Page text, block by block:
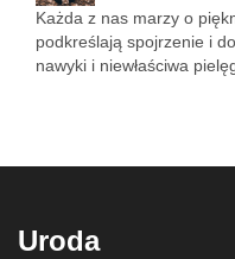
Każda z nas marzy o
podkreślają spojrzenie i
nawyki i niewłaściwa
Uroda